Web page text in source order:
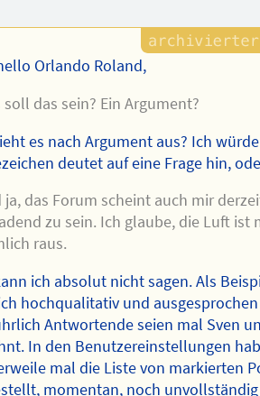
Orlando Roland,
soll das sein? Ein Argument?
es nach Argument aus? Ich
deutet auf eine Frage hin,
ja, das Forum scheint auch mir
zu sein. Ich glaube, die Luft ist
raus.
ich absolut nicht sagen. Als
hochqualitativ und ausgesprochen
Antwortende seien mal Sven
In den Benutzereinstellungen
mal die Liste von markierten
momentan, noch